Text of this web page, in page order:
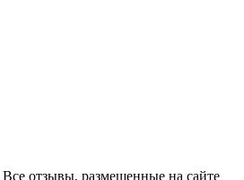
Все отзывы, размещенные на сайте